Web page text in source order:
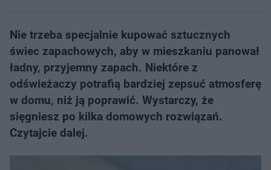
Nie trzeba specjalnie kupować sztucznych
świec zapachowych, aby w mieszkaniu panował
ładny, przyjemny zapach. Niektóre z
odświeżaczy potrafią bardziej zepsuć atmosferę
w domu, niż ją poprawić. Wystarczy, że
sięgniesz po kilka domowych rozwiązań.
Czytajcie dalej.